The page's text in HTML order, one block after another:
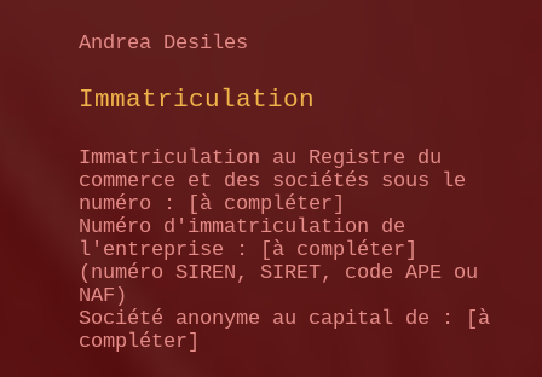
Andrea Desiles
Immatriculation
Immatriculation au Registre du
commerce et des sociétés sous le
numéro : [à compléter]
Numéro d'immatriculation de
l'entreprise : [à compléter]
(numéro SIREN, SIRET, code APE ou
NAF)
Société anonyme au capital de : [à
compléter]